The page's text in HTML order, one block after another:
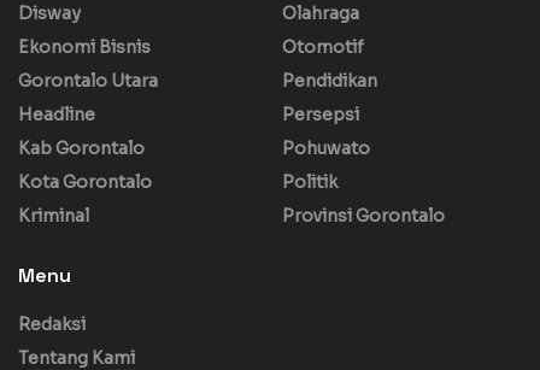
Disway
Ekonomi Bisnis
Gorontalo Utara
Headline
Kab Gorontalo
Kota Gorontalo
Kriminal
Olahraga
Otomotif
Pendidikan
Persepsi
Pohuwato
Politik
Provinsi Gorontalo
Menu
Redaksi
Tentang Kami